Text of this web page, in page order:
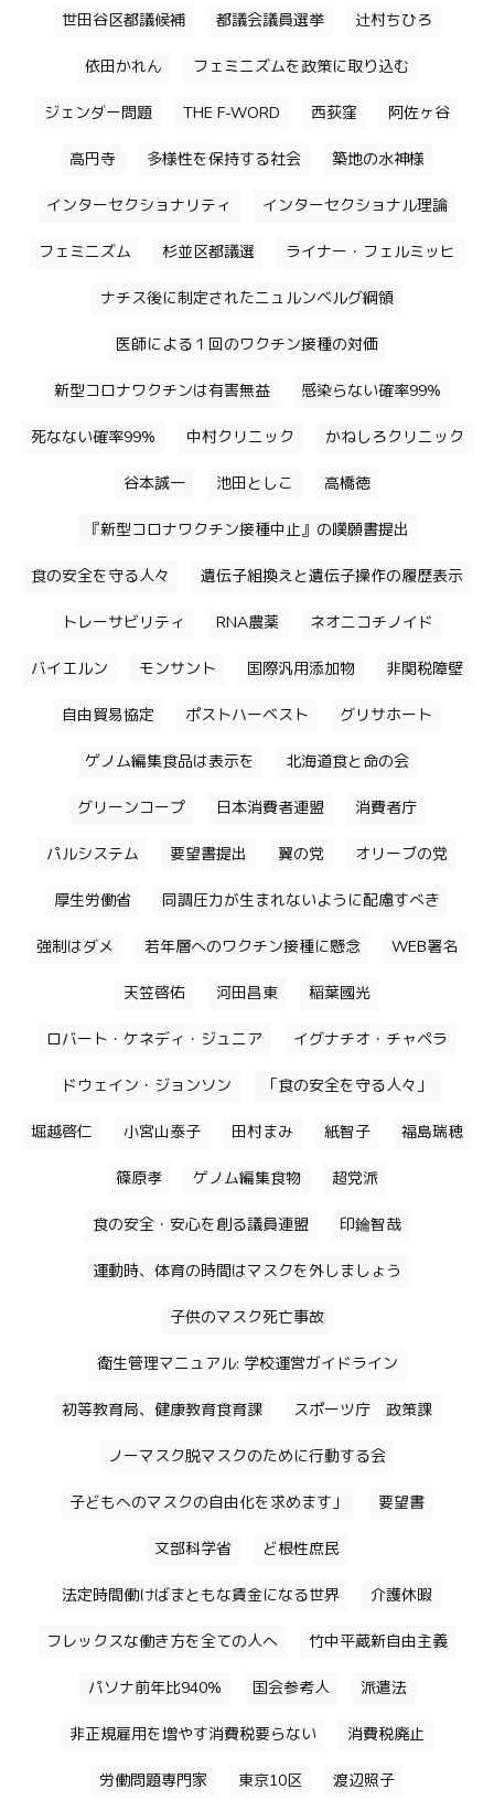
世田谷区都議候補 都議会議員選挙 辻村ちひろ
依田かれん フェミニズムを政策に取り込む
ジェンダー問題 THE F-WORD 西荻窪 阿佐ヶ谷
高円寺 多様性を保持する社会 築地の水神様
インターセクショナリティ インターセクショナル理論
フェミニズム 杉並区都議選 ライナー・フェルミッヒ
ナチス後に制定されたニュルンベルグ綱領
医師による１回のワクチン接種の対価
新型コロナワクチンは有害無益 感染らない確率99%
死なない確率99% 中村クリニック かねしろクリニック
谷本誠一 池田としこ 高橋徳
『新型コロナワクチン接種中止』の嘆願書提出
食の安全を守る人々 遺伝子組換えと遺伝子操作の履歴表示
トレーサビリティ RNA農薬 ネオニコチノイド
バイエルン モンサント 国際汎用添加物 非関税障壁
自由貿易協定 ポストハーベスト グリサホート
ゲノム編集食品は表示を 北海道食と命の会
グリーンコープ 日本消費者連盟 消費者庁
パルシステム 要望書提出 翼の党 オリーブの党
厚生労働省 同調圧力が生まれないように配慮すべき
強制はダメ 若年層へのワクチン接種に懸念 WEB署名
天笠啓佑 河田昌東 稲葉國光
ロバート・ケネディ・ジュニア イグナチオ・チャペラ
ドウェイン・ジョンソン 「食の安全を守る人々」
堀越啓仁 小宮山泰子 田村まみ 紙智子 福島瑞穂
篠原孝 ゲノム編集食物 超党派
食の安全・安心を創る議員連盟 印鑰智哉
運動時、体育の時間はマスクを外しましょう
子供のマスク死亡事故
衛生管理マニュアル: 学校運営ガイドライン
初等教育局、健康教育食育課 スポーツ庁 政策課
ノーマスク脱マスクのために行動する会
子どもへのマスクの自由化を求めます」 要望書
文部科学省 ど根性庶民
法定時間働けばまともな賃金になる世界 介護休暇
フレックスな働き方を全ての人へ 竹中平蔵新自由主義
パソナ前年比940% 国会参考人 派遣法
非正規雇用を増やす消費税要らない 消費税廃止
労働問題専門家 東京10区 渡辺照子